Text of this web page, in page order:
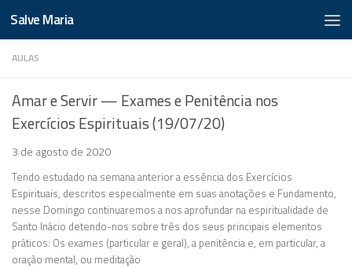
Salve Maria
AULAS
Amar e Servir — Exames e Penitência nos
Exercícios Espirituais (19/07/20)
3 de agosto de 2020
Tendo estudado na semana anterior a essência dos Exercícios
Espirituais, descritos especialmente em suas anotações e Fundamento,
nesse Domingo continuaremos a nos aprofundar na espiritualidade de
Santo Inácio detendo-nos sobre três dos seus principais elementos
práticos: Os exames (particular e geral), a penitência e, em particular, a
oração mental, ou meditação